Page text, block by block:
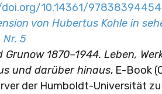
10.14361/
von Hubertus Kohle in
5
Grunow 1870–1944. Leben,
und darüber hinaus, E-Book
der Humboldt-Universität zu